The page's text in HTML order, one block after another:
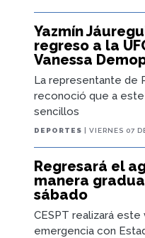
Yazmín
regreso a la
Vanessa
La representante de
reconoció que a
sencillos
DEPORTES | VIERNES 07
Regresará el
manera
sábado
CESPT realizará
emergencia con